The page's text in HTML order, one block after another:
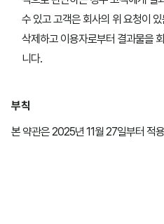
수 있고 고객은 회사의 위 요청이
삭제하고 이용자로부터 결과물을
니다.
부칙
본 약관은 2025년 11월 27일부터 적